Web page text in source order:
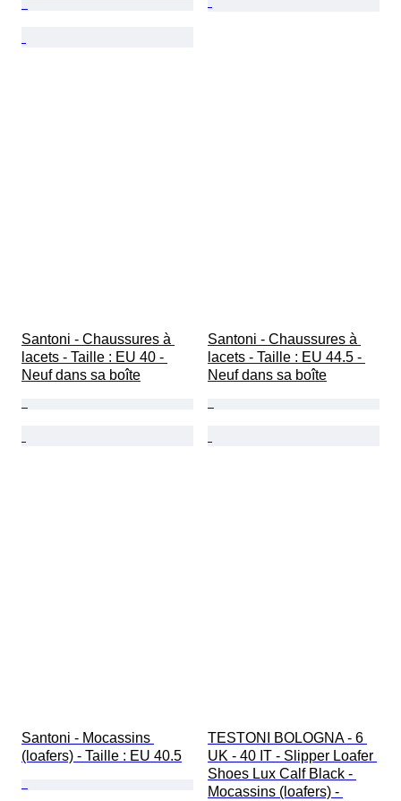
Santoni - Chaussures à
lacets - Taille : EU 40 -
Neuf dans sa boîte
Santoni - Chaussures à
lacets - Taille : EU 44.5 -
Neuf dans sa boîte
Santoni - Mocassins
(loafers) - Taille : EU 40.5
TESTONI BOLOGNA - 6
UK - 40 IT - Slipper Loafer
Shoes Lux Calf Black -
Mocassins (loafers) -